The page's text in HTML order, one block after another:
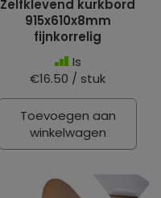
Zelfklevend kurkbord
915x610x8mm
fijnkorrelig
Is
€16.50 / stuk
Toevoegen aan
winkelwagen